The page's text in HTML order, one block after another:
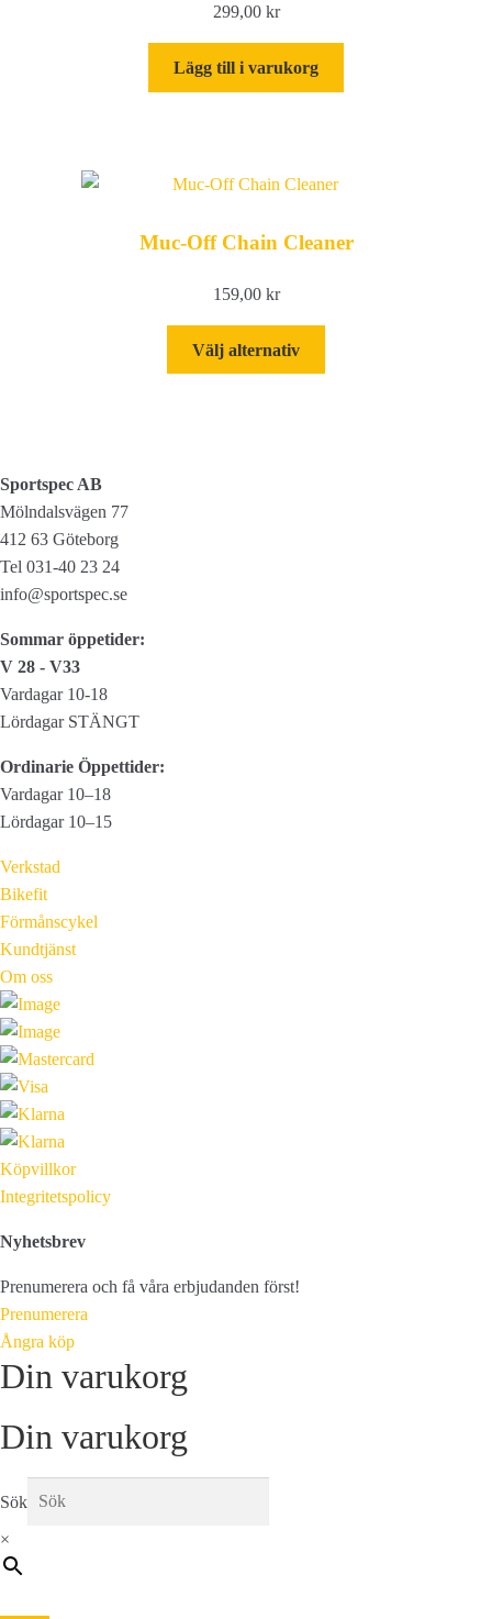
299,00 kr
Lägg till i varukorg
Muc-Off Chain Cleaner
159,00 kr
Välj alternativ
Sportspec AB
Mölndalsvägen 77
412 63 Göteborg
Tel 031-40 23 24
info@sportspec.se
Sommar öppetider:
V 28 - V33
Vardagar 10-18
Lördagar STÄNGT
Ordinarie Öppettider:
Vardagar 10–18
Lördagar 10–15
Verkstad
Bikefit
Förmånscykel
Kundtjänst
Om oss
Köpvillkor
Integritetspolicy
Nyhetsbrev
Prenumerera och få våra erbjudanden först!
Prenumerera
Ångra köp
Din varukorg
Din varukorg
Sök
×